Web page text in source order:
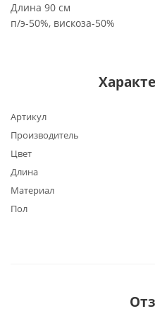
Длина 90 см
п/э-50%, вискоза-50%
Артикул
Производитель
Цвет
Длина
Материал
Пол